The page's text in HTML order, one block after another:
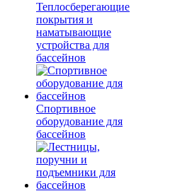
Теплосберегающие
покрытия и
наматывающие
устройства для
бассейнов
Спортивное
оборудование для
бассейнов